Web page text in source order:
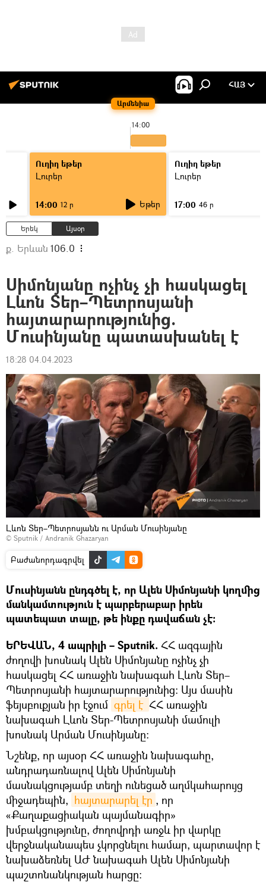
Արմենիա
ՀԱՅ
14:00
Ուղիղ եթեր
Լուրեր
14:00 12 ր Եթեր
Ուղիղ եթեր
Լուրեր
17:00 46 ր
Երեկ Այսօր
ք. Երևան 106.0
Սիմոնյանը ոչինչ չի հասկացել
Լևոն Տեր–Պետրոսյանի
հայտարարությունից.
Մուսինյանը պատասխանել է
18:28 04.04.2023
Լևոն Տեր–Պետրոսյանն ու Արման Մուսինյանը
© Sputnik / Andranik Ghazaryan
Բաժանորդագրվել
Մուսինյանն ընդգծել է, որ Ալեն Սիմոնյանի կողմից
մանկամտություն է պարբերաբար իրեն
պատեպատ տալը, թե ինքը դավաճան չէ։
ԵՐԵՎԱՆ, 4 ապրիլի – Sputnik. ՀՀ ազգային
ժողովի խոսնակ Ալեն Սիմոնյանը ոչինչ չի
հասկացել ՀՀ առաջին նախագահ Լևոն Տեր–
Պետրոսյանի հայտարարությունից։ Այս մասին
ֆեյսբուքյան իր էջում գրել է ՀՀ առաջին
նախագահ Լևոն Տեր-Պետրոսյանի մամուլի
խոսնակ Արման Մուսինյանը։
Նշենք, որ այսօր ՀՀ առաջին նախագահը,
անդրադառնալով Ալեն Սիմոնյանի
մասնակցությամբ տեղի ունեցած աղմկահարույց
միջադեպին, հայտարարել էր , որ
«Քաղաքացիական պայմանագիր»
խմբակցությունը, ժողովրդի առջև իր վարկը
վերջնականապես չկորցնելու համար, պարտավոր է
նախաձեռնել ԱԺ նախագահ Ալեն Սիմոնյանի
պաշտոնանկության հարցը։